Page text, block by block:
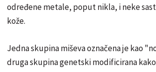
određene metale, poput nikla, i neke
kože.
Jedna skupina miševa označena je kao
druga skupina genetski modificirana